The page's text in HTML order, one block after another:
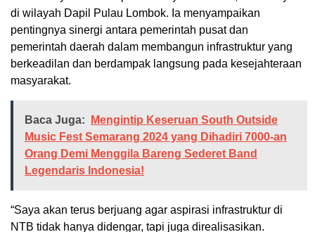
di wilayah Dapil Pulau Lombok. Ia menyampaikan
pentingnya sinergi antara pemerintah pusat dan
pemerintah daerah dalam membangun infrastruktur yang
berkeadilan dan berdampak langsung pada kesejahteraan
masyarakat.
Baca Juga:
Mengintip Keseruan South Outside
Music Fest Semarang 2024 yang Dihadiri 7000-an
Orang Demi Menggila Bareng Sederet Band
Legendaris Indonesia!
“Saya akan terus berjuang agar aspirasi infrastruktur di
NTB tidak hanya didengar, tapi juga direalisasikan.